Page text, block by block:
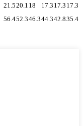
21.520.1 18 17.3 17.3 17.3
56.452.346.344.342.835.4